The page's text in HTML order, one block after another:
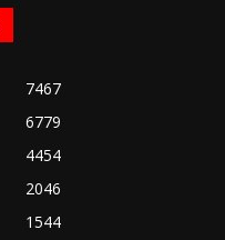
7467
6779
4454
2046
1544